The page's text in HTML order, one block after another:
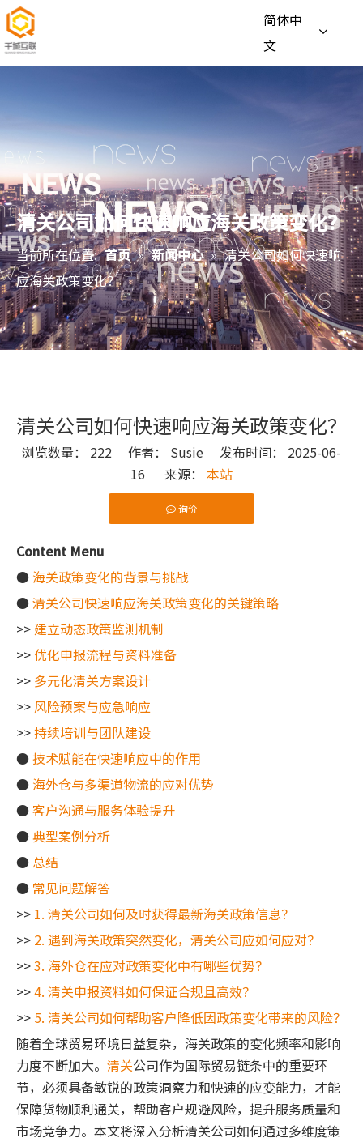
简体中
文
清关公司如何快速响应海关政策变化？
当前所在位置: 首页 » 新闻中心 » 清关公司如何快速响
应海关政策变化？
清关公司如何快速响应海关政策变化？
浏览数量： 222 作者： Susie 发布时间： 2025-06-
16 来源： 本站
询价
["wechat"]
Content Menu
● 海关政策变化的背景与挑战
●清关公司快速响应海关政策变化的关键策略
>> 建立动态政策监测机制
>> 优化申报流程与资料准备
>> 多元化清关方案设计
>> 风险预案与应急响应
>>持续培训与团队建设
●技术赋能在快速响应中的作用
● 海外仓与多渠道物流的应对优势
●客户沟通与服务体验提升
●典型案例分析
● 总结
● 常见问题解答
>> 1. 清关公司如何及时获得最新海关政策信息？
>> 2. 遇到海关政策突然变化，清关公司应如何应对？
>>3. 海外仓在应对政策变化中有哪些优势？
>>4. 清关申报资料如何保证合规且高效？
>> 5. 清关公司如何帮助客户降低因政策变化带来的风险？
随着全球贸易环境日益复杂，海关政策的变化频率和影响
力度不断加大。 清关公司作为国际贸易链条中的重要环
节，必须具备敏锐的政策洞察力和快速的应变能力，才能
保障货物顺利通关，帮助客户规避风险，提升服务质量和
市场竞争力。本文将深入分析清关公司如何通过多维度策